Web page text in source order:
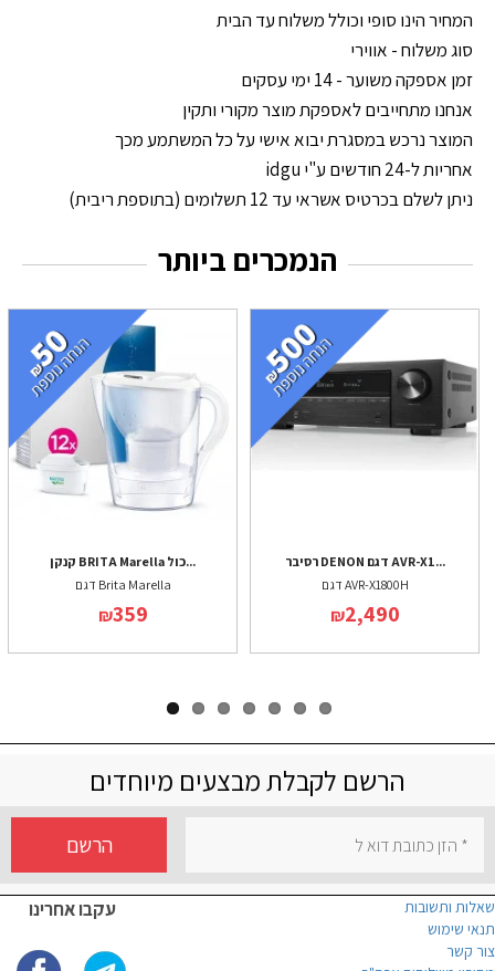
המחיר הינו סופי וכולל משלוח עד הבית
סוג משלוח - אווירי
זמן אספקה משוער - 14 ימי עסקים
אנחנו מתחייבים לאספקת מוצר מקורי ותקין
המוצר נרכש במסגרת יבוא אישי על כל המשתמע מכך
אחריות ל-24 חודשים ע"י idgu
ניתן לשלם בכרטיס אשראי עד 12 תשלומים (בתוספת ריבית)
הנמכרים ביותר
קנקן BRITA Marella כול...
דגם Brita Marella
₪359
רסיבר DENON דגם AVR-X1...
דגם AVR-X1800H
₪2,490
הרשם לקבלת מבצעים מיוחדים
הרשם
עקבו אחרינו
שאלות ותשובות
תנאי שימוש
צור קשר